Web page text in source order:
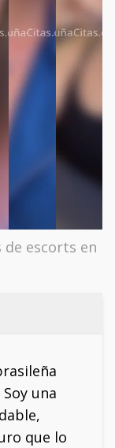
de escorts en
una
que lo